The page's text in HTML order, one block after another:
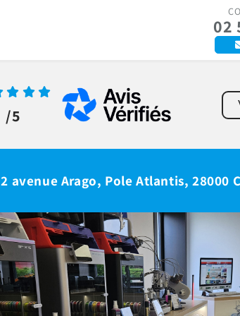
02
/5
2 avenue Arago, Pole Atlantis, 28000